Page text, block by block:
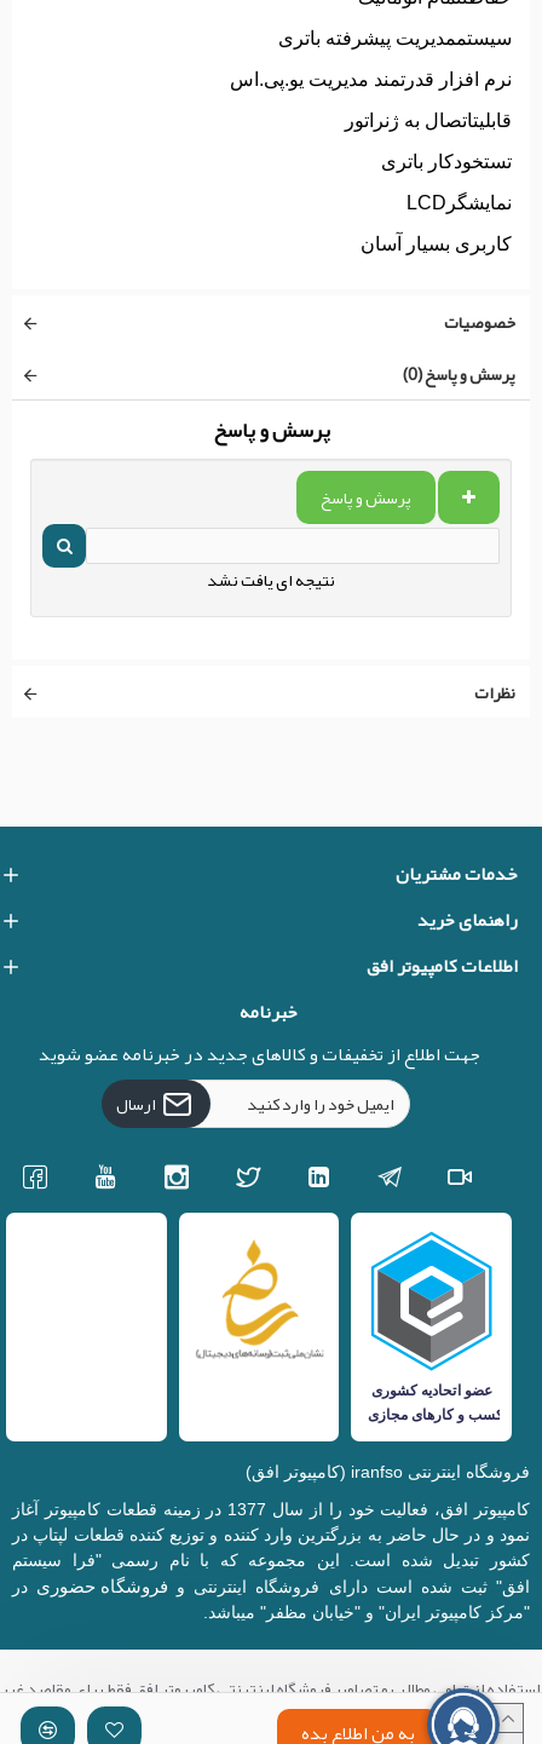
به من اطلاع بده
سیستممدیریت پیشرفته باتری
نرم افزار قدرتمند مدیریت یو.پی.اس
قابلیتاتصال به ژنراتور
تستخودکار باتری
نمایشگرLCD
کاربری بسیار آسان
خصوصیات
پرسش و پاسخ (0)
پرسش و پاسخ
پرسش و پاسخ
نتیجه ای یافت نشد
نظرات
خدمات مشتریان
راهنمای خرید
اطلاعات کامپیوتر افق
خبرنامه
جهت اطلاع از تخفیفات و کالاهای جدید در خبرنامه عضو شوید
ارسال
فروشگاه اینترنتی iranfso (کامپیوتر افق)
کامپیوتر افق، فعالیت خود را از سال 1377 در زمینه قطعات کامپیوتر آغاز
نمود و در حال حاضر به بزرگترین وارد کننده و توزیع کننده قطعات لپتاپ در
کشور تبدیل شده است. این مجموعه که با نام رسمی "فرا سیستم
افق" ثبت شده است دارای فروشگاه اینترنتی و فروشگاه حضوری در
"مرکز کامپیوتر ایران" و "خیابان مظفر" میباشد.
استفاده از تمامی مطالب و تصاویر فروشگاه اینترنتی کامپیوتر افق فقط برای مقاصد غیر
تجاری با ذکر منبع بلامانع میباشد.